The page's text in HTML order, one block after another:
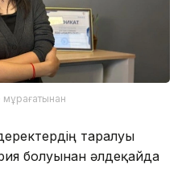
таралуы
болуынан әлдеқайда